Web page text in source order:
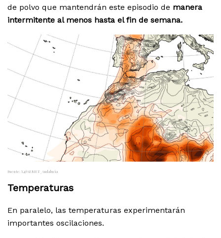
de polvo que mantendrán este episodio de manera
intermitente al menos hasta el fin de semana.
Fuente: X,@AEMET_Andalucia
Temperaturas
En paralelo, las temperaturas experimentarán
importantes oscilaciones.